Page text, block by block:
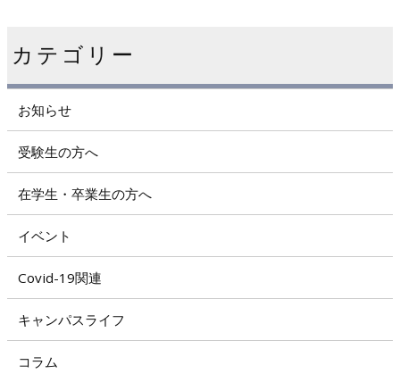
カテゴリー
お知らせ
受験生の方へ
在学生・卒業生の方へ
イベント
Covid-19関連
キャンパスライフ
コラム